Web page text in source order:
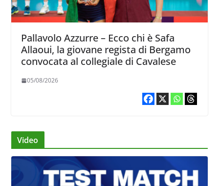
Pallavolo Azzurre – Ecco chi è Safa
Allaoui, la giovane regista di Bergamo
convocata al collegiale di Cavalese
05/08/2026
Video